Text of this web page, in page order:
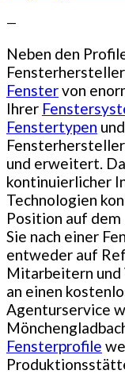
—
Neben den
Fenstervon
Ihrer
Fenstertypen
und erweitert.
kontinuierlicher
Technologien
Position auf
Sie nach einer
entweder auf
Mitarbeitern und
an einen
Agenturservice
Fensterprofile